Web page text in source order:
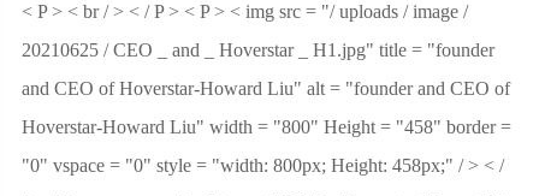
< P > < br / > < / P > < P > < img src = "/ uploads / image /
20210625 / CEO _ and _ Hoverstar _ H1.jpg" title = "founder
and CEO of Hoverstar-Howard Liu" alt = "founder and CEO of
Hoverstar-Howard Liu" width = "800" Height = "458" border =
"0" vspace = "0" style = "width: 800px; Height: 458px;" / > < /